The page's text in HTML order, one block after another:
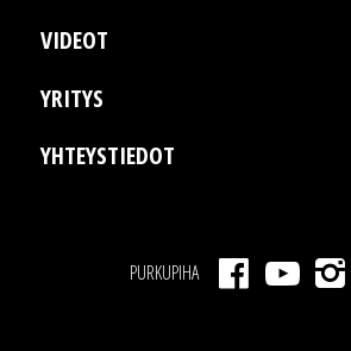
VIDEOT
YRITYS
YHTEYSTIEDOT
PURKUPIHA